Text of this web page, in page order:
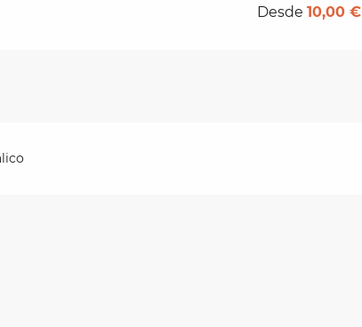
Desde10,00 €